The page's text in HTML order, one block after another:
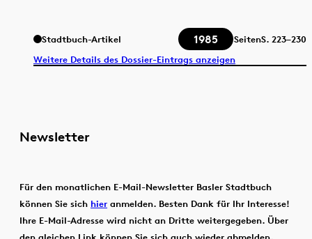
Stadtbuch-Artikel 1985 SeitenS. 223–230
Weitere Details des Dossier-Eintrags anzeigen
Newsletter
Für den monatlichen E-Mail-Newsletter Basler Stadtbuch
können Sie sich hier anmelden. Besten Dank für Ihr Interesse!
Ihre E-Mail-Adresse wird nicht an Dritte weitergegeben. Über